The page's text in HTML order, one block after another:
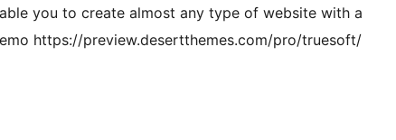
you to create almost any type of website with a
https://preview.desertthemes.com/pro/truesoft/